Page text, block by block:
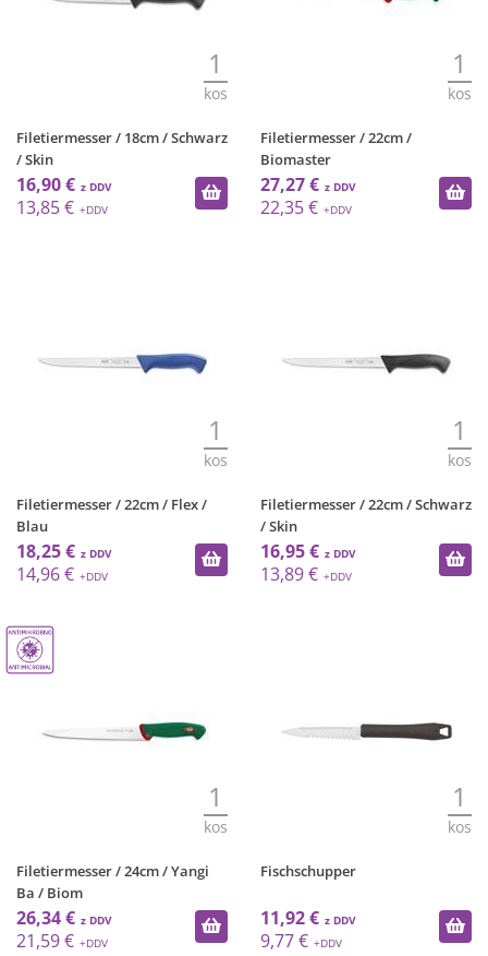
1
kos
Filetiermesser / 18cm / Schwarz
/ Skin
16,90 €
13,85 €
1
kos
Filetiermesser / 22cm /
Biomaster
27,27 €
22,35 €
1
kos
Filetiermesser / 22cm / Flex /
Blau
18,25 €
14,96 €
1
kos
Filetiermesser / 22cm / Schwarz
/ Skin
16,95 €
13,89 €
1
kos
Filetiermesser / 24cm / Yangi
Ba / Biom
26,34 €
21,59 €
1
kos
Fischschupper
11,92 €
9,77 €